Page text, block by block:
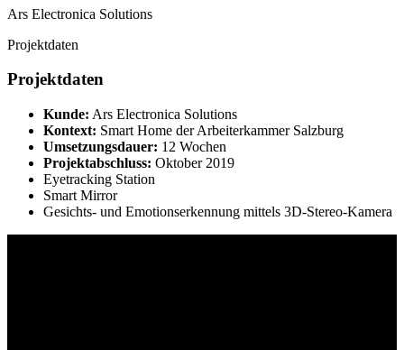
Ars Electronica Solutions
Projektdaten
Projektdaten
Kunde: Ars Electronica Solutions
Kontext: Smart Home der Arbeiterkammer Salzburg
Umsetzungsdauer: 12 Wochen
Projektabschluss: Oktober 2019
Eyetracking Station
Smart Mirror
Gesichts- und Emotionserkennung mittels 3D-Stereo-Kamera